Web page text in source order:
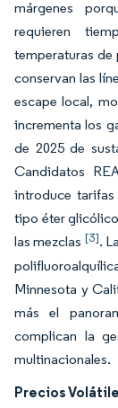
márgenes
requieren
temperaturas de
conservan las
escape local,
incrementa los
de 2025 de
Candidatos
introduce
tipo éter
las mezclas [3].
Minnesota y
más el
complican la
multinacionales.
Precios